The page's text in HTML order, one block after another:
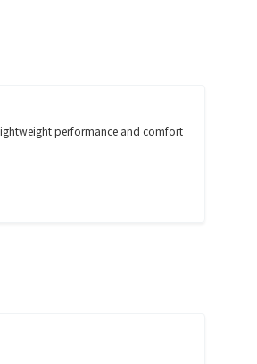
performance and comfort